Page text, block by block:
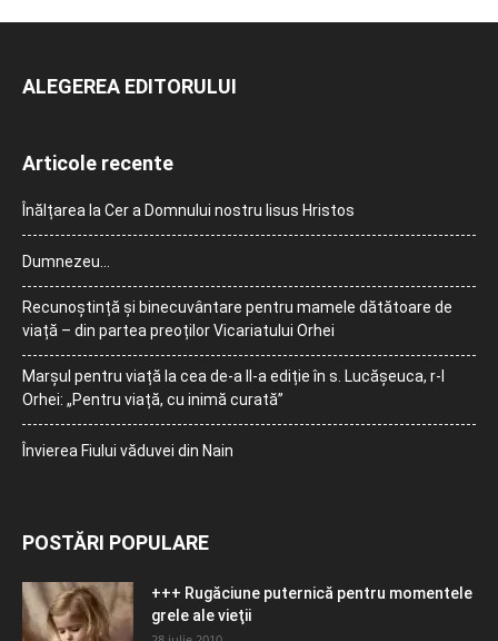
ALEGEREA EDITORULUI
Articole recente
Înălțarea la Cer a Domnului nostru Iisus Hristos
Dumnezeu…
Recunoștință și binecuvântare pentru mamele dătătoare de
viață – din partea preoților Vicariatului Orhei
Marșul pentru viață la cea de-a II-a ediție în s. Lucășeuca, r-l
Orhei: „Pentru viață, cu inimă curată”
Învierea Fiului văduvei din Nain
POSTĂRI POPULARE
+++ Rugăciune puternică pentru momentele
grele ale vieţii